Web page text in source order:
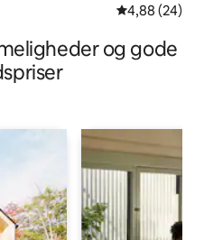
4,88 ud af 5 i
4,88 (24)
og gode